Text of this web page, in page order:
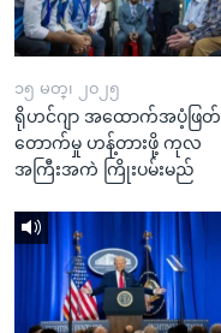
၁၅ မတ္၊ ၂၀၂၅
ရိုဟင်ဂျာ အထောက်အပံ့ဖြတ်
တောက်မှု ဟန့်တားဖို့ ကုလ
အကြီးအကဲ ကြိုးပမ်းမည်